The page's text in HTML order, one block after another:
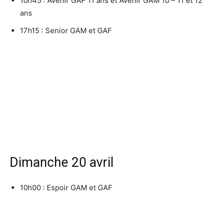
ans
17h15 : Senior GAM et GAF
Dimanche 20 avril
10h00 : Espoir GAM et GAF